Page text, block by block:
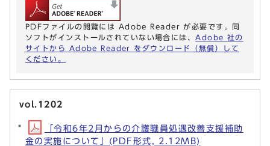
PDFファイルの閲覧には Adobe Reader が必要です。同
ソフトがインストールされていない場合には、 Adobe 社の
サイトから Adobe Reader をダウンロード（無償）して
ください。
vol.1202
「令和6年2月からの介護職員処遇改善支援補助
金の実施について」(PDF形式, 2.12MB)